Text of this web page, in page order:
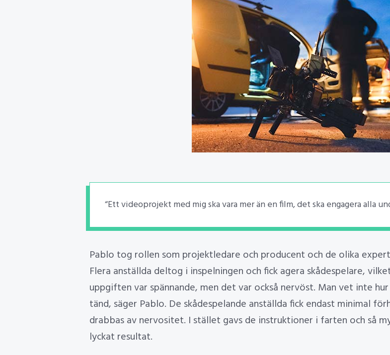
“Ett videoprojekt med mig ska vara mer än en film, det ska engagera alla
Pablo tog rollen som projektledare och producent och de olika
Flera anställda deltog i inspelningen och fick agera skådespelare,
uppgiften var spännande, men det var också nervöst. Man vet inte
tänd, säger Pablo. De skådespelande anställda fick endast minimal
drabbas av nervositet. I stället gavs de instruktioner i farten och så
lyckat resultat.